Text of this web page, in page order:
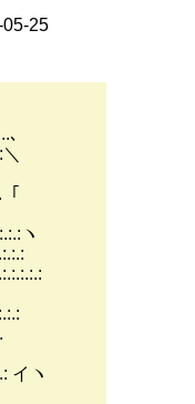
25
￣
ヽ
ヽ